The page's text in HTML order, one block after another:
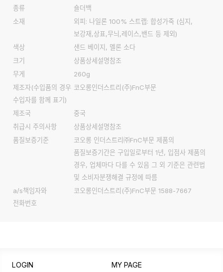
종류
숄더백
소재
외피: 나일론 100% 스트랩: 합성가죽 (심지,
보강재,상표,무늬,레이스,밴드 등 제외)
색상
샌드 베이지, 멜론 소다
크기
상품상세설명참조
무게
260g
제조자(수입품의 경우
수입자를 함께 표기)
코오롱인더스트리(주)FnC부문
제조국
중국
취급시 주의사항
상품상세설명참조
품질보증기준
코오롱 인더스트리㈜FnC부문 제품의
품질보증기간은 구입일로부터 1년, 입점사 제품의
경우, 업체마다 다를 수 있음 그 외 기준은 관련법
및 소비자분쟁해결 규정에 따름
a/s책임자와
전화번호
코오롱인더스트리(주)FnC부문 1588-7667
LOGIN MY PAGE